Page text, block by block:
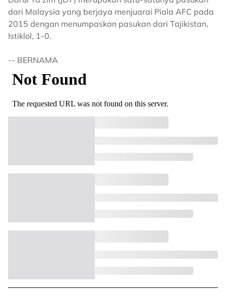
dari Malaysia yang berjaya menjuarai Piala AFC pada
2015 dengan menumpaskan pasukan dari Tajikistan,
Istiklol, 1-0.
-- BERNAMA